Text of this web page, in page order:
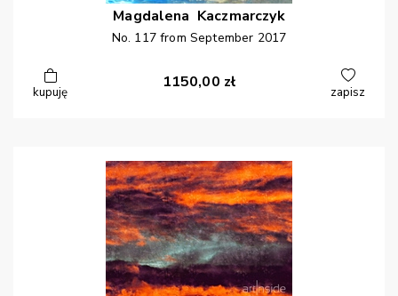
Magdalena Kaczmarczyk
No. 117 from September 2017
kupuję
1150,00 zł
zapisz